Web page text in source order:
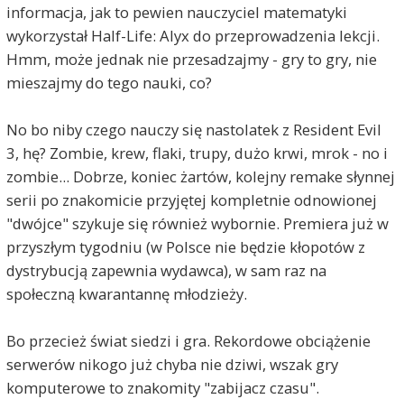
informacja, jak to pewien nauczyciel matematyki
wykorzystał Half-Life: Alyx do przeprowadzenia lekcji.
Hmm, może jednak nie przesadzajmy - gry to gry, nie
mieszajmy do tego nauki, co?
No bo niby czego nauczy się nastolatek z Resident Evil
3, hę? Zombie, krew, flaki, trupy, dużo krwi, mrok - no i
zombie... Dobrze, koniec żartów, kolejny remake słynnej
serii po znakomicie przyjętej kompletnie odnowionej
"dwójce" szykuje się również wybornie. Premiera już w
przyszłym tygodniu (w Polsce nie będzie kłopotów z
dystrybucją zapewnia wydawca), w sam raz na
społeczną kwarantannę młodzieży.
Bo przecież świat siedzi i gra. Rekordowe obciążenie
serwerów nikogo już chyba nie dziwi, wszak gry
komputerowe to znakomity "zabijacz czasu".